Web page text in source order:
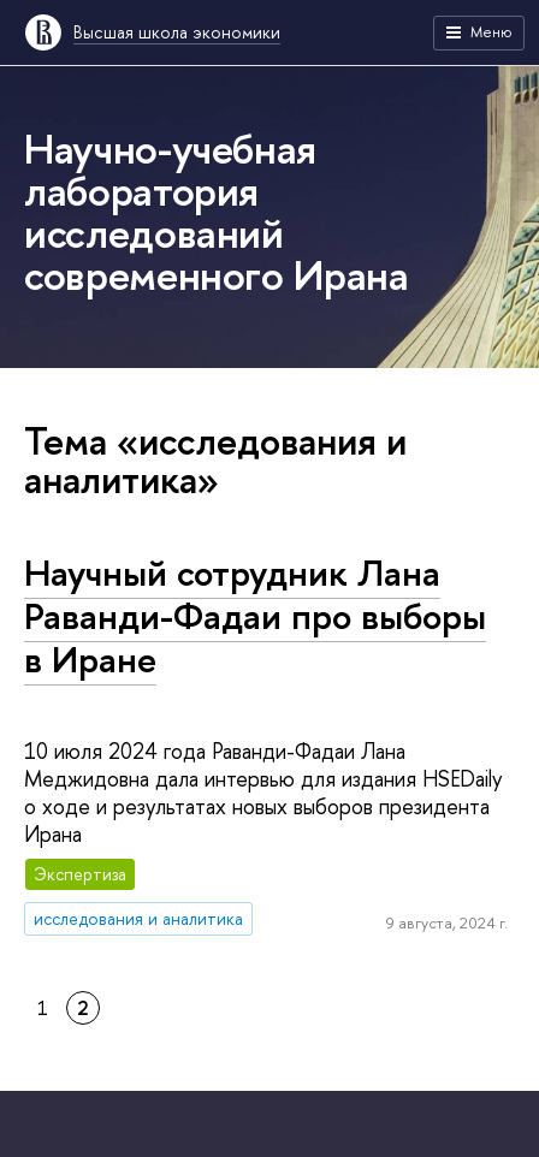
Высшая школа экономики Меню
Научно-учебная
лаборатория
исследований
современного Ирана
Тема «исследования и
аналитика»
Научный сотрудник Лана
Раванди-Фадаи про выборы
в Иране
10 июля 2024 года Раванди-Фадаи Лана
Меджидовна дала интервью для издания HSEDaily
о ходе и результатах новых выборов президента
Ирана
Экспертиза
исследования и аналитика
9 августа, 2024 г.
1 2